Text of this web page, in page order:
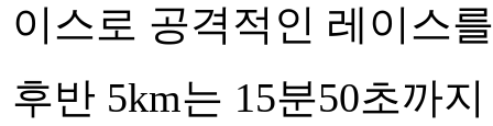
이스로 공격적인 레이스
후반 5km는 15분50초까